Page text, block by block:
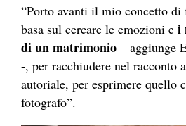
“Porto avanti il mio concetto di
basa sul cercare le emozioni e i
di un matrimonio – aggiunge
-, per racchiudere nel racconto
autoriale, per esprimere quello
fotografo”.